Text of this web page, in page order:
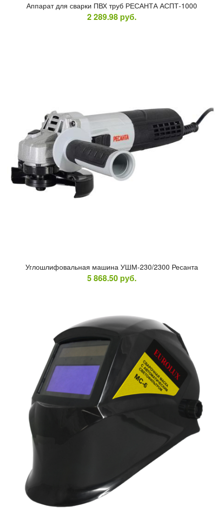
Ап­па­рат для свар­ки ПВХ труб РЕ­САН­ТА АСПТ-1000
2 289.98 руб.
Уг­лошли­фоваль­ная ма­шина УШМ-230/2300 Ре­сан­та
5 868.50 руб.